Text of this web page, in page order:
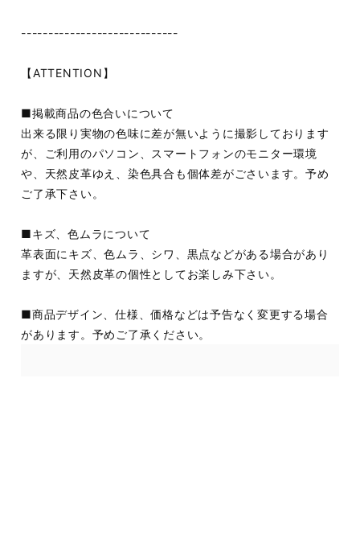
-----------------------------
【ATTENTION】
■掲載商品の色合いについて
出来る限り実物の色味に差が無いように撮影しております
が、ご利用のパソコン、スマートフォンのモニター環境
や、天然皮革ゆえ、染色具合も個体差がごさいます。予め
ご了承下さい。
■キズ、色ムラについて
革表面にキズ、色ムラ、シワ、黒点などがある場合があり
ますが、天然皮革の個性としてお楽しみ下さい。
■商品デザイン、仕様、価格などは予告なく変更する場合
があります。予めご了承ください。